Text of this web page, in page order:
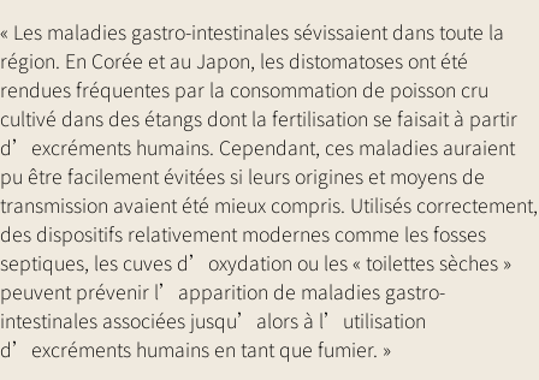
« Les maladies gastro-intestinales sévissaient dans toute la
région. En Corée et au Japon, les distomatoses ont été
rendues fréquentes par la consommation de poisson cru
cultivé dans des étangs dont la fertilisation se faisait à partir
d’excréments humains. Cependant, ces maladies auraient
pu être facilement évitées si leurs origines et moyens de
transmission avaient été mieux compris. Utilisés correctement,
des dispositifs relativement modernes comme les fosses
septiques, les cuves d’oxydation ou les « toilettes sèches »
peuvent prévenir l’apparition de maladies gastro-
intestinales associées jusqu’alors à l’utilisation
d’excréments humains en tant que fumier. »